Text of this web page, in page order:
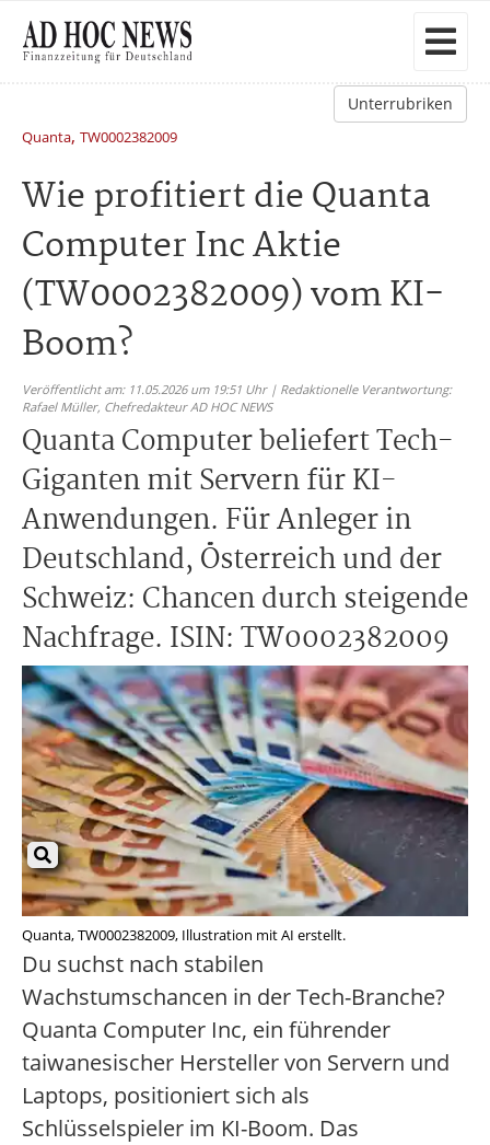
Unterrubriken
Quanta, TW0002382009
Wie profitiert die Quanta
Computer Inc Aktie
(TW0002382009) vom KI-
Boom?
Veröffentlicht am: 11.05.2026 um 19:51 Uhr | Redaktionelle Verantwortung:
Rafael Müller, Chefredakteur AD HOC NEWS
Quanta Computer beliefert Tech-
Giganten mit Servern für KI-
Anwendungen. Für Anleger in
Deutschland, Österreich und der
Schweiz: Chancen durch steigende
Nachfrage. ISIN: TW0002382009
Quanta, TW0002382009, Illustration mit AI erstellt.
Du suchst nach stabilen
Wachstumschancen in der Tech-Branche?
Quanta Computer Inc, ein führender
taiwanesischer Hersteller von Servern und
Laptops, positioniert sich als
Schlüsselspieler im KI-Boom. Das